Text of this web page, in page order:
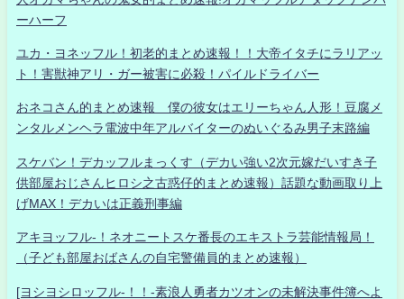
ーハーフ
ユカ・ヨネッフル！初老的まとめ速報！！大帝イタチにラリアッ
ト！害獣神アリ・ガー被害に必殺！パイルドライバー
おネコさん的まとめ速報 僕の彼女はエリーちゃん人形！豆腐メ
ンタルメンヘラ電波中年アルバイターのぬいぐるみ男子末路編
スケバン！デカッフルまっくす（デカい強い2次元嫁だいすき子
供部屋おじさんヒロシ之古惑仔的まとめ速報）話題な動画取り上
げMAX！デカいは正義刑事編
アキヨッフル-！ネオニートスケ番長のエキストラ芸能情報局！
（子ども部屋おばさんの自宅警備員的まとめ速報）
[ヨシヨシロッフル-！！-素浪人勇者カツオンの未解決事件簿へよ